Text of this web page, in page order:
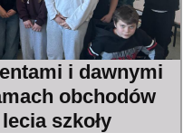
i dawnymi
obchodów
szkoły